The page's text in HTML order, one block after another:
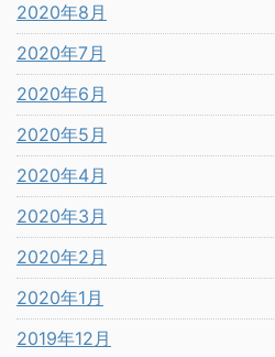
2020年8月
2020年7月
2020年6月
2020年5月
2020年4月
2020年3月
2020年2月
2020年1月
2019年12月